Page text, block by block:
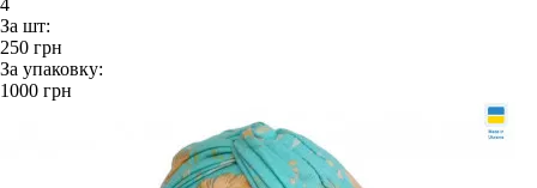
4
За шт:
250 грн
За упаковку:
1000 грн